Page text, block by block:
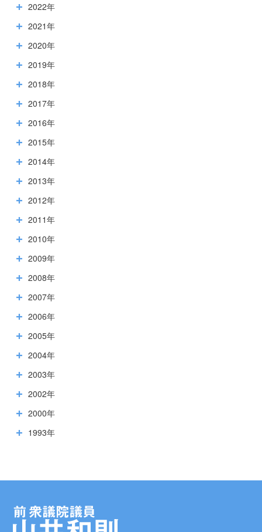
2022年
2021年
2020年
2019年
2018年
2017年
2016年
2015年
2014年
2013年
2012年
2011年
2010年
2009年
2008年
2007年
2006年
2005年
2004年
2003年
2002年
2000年
1993年